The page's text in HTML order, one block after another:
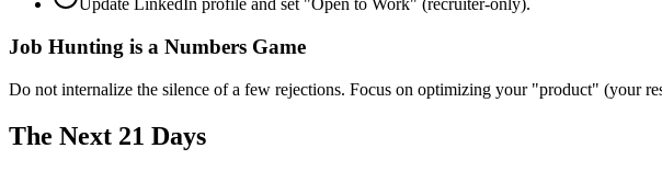
Update LinkedIn profile and set "Open to Work" (recruiter-only).
Job Hunting is a Numbers Game
Do not internalize the silence of a few rejections. Focus on optimizing your "product" (your
The Next 21 Days